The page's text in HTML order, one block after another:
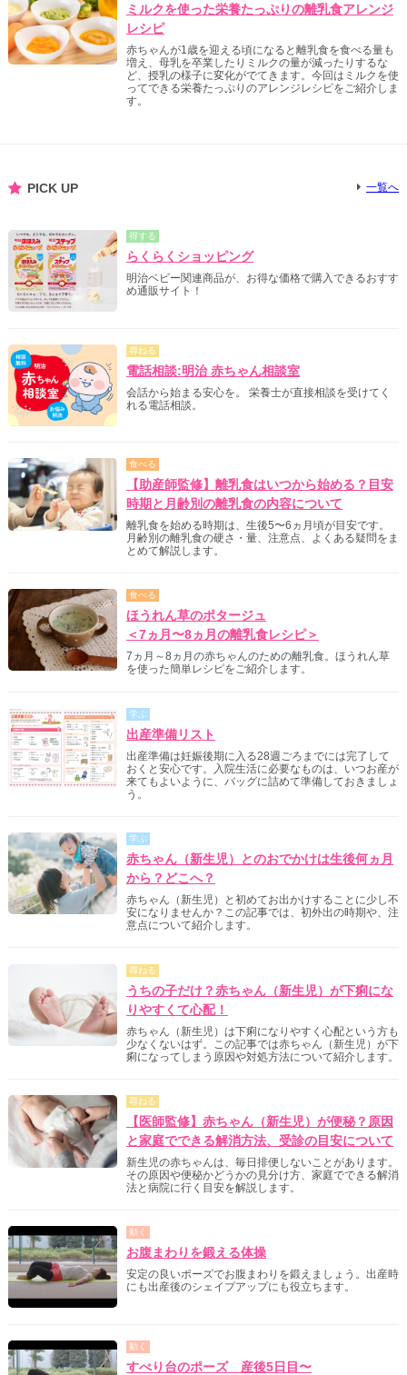
ミルクを使った栄養たっぷりの離乳食アレンジ
レシピ
赤ちゃんが1歳を迎える頃になると離乳食を食べる量も
増え、母乳を卒業したりミルクの量が減ったりするな
ど、授乳の様子に変化がでてきます。今回はミルクを使
ってできる栄養たっぷりのアレンジレシピをご紹介しま
す。
PICK UP 一覧へ
得する
らくらくショッピング
明治ベビー関連商品が、お得な価格で購入できるおすす
め通販サイト！
尋ねる
電話相談:明治 赤ちゃん相談室
会話から始まる安心を。 栄養士が直接相談を受けてく
れる電話相談。
食べる
【助産師監修】離乳食はいつから始める？目安
時期と月齢別の離乳食の内容について
離乳食を始める時期は、生後5〜6ヵ月頃が目安です。
月齢別の離乳食の硬さ・量、注意点、よくある疑問をま
とめて解説します。
食べる
ほうれん草のポタージュ
＜7ヵ月〜8ヵ月の離乳食レシピ＞
7ヵ月～8ヵ月の赤ちゃんのための離乳食。ほうれん草
を使った簡単レシピをご紹介します。
学ぶ
出産準備リスト
出産準備は妊娠後期に入る28週ごろまでには完了して
おくと安心です。入院生活に必要なものは、いつお産が
来てもよいように、バッグに詰めて準備しておきましょ
う。
学ぶ
赤ちゃん（新生児）とのおでかけは生後何ヵ月
から？どこへ？
赤ちゃん（新生児）と初めてお出かけすることに少し不
安になりませんか？この記事では、初外出の時期や、注
意点について紹介します。
尋ねる
うちの子だけ？赤ちゃん（新生児）が下痢にな
りやすくて心配！
赤ちゃん（新生児）は下痢になりやすく心配という方も
少なくないはず。この記事では赤ちゃん（新生児）が下
痢になってしまう原因や対処方法について紹介します。
尋ねる
【医師監修】赤ちゃん（新生児）が便秘？原因
と家庭でできる解消方法、受診の目安について
新生児の赤ちゃんは、毎日排便しないことがあります。
その原因や便秘かどうかの見分け方、家庭でできる解消
法と病院に行く目安を解説します。
動く
お腹まわりを鍛える体操
安定の良いポーズでお腹まわりを鍛えましょう。出産時
にも出産後のシェイプアップにも役立ちます。
動く
すべり台のポーズ 産後5日目〜